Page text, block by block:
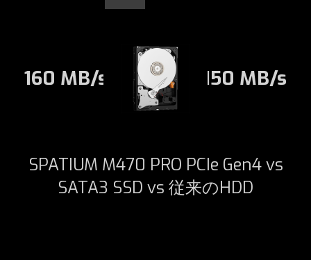
160 MB/s 150 MB/s
SPATIUM M470 PRO PCIe Gen4 vs
SATA3 SSD vs 従来のHDD